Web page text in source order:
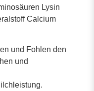
Lysin
Calcium
und Fohlen den
und